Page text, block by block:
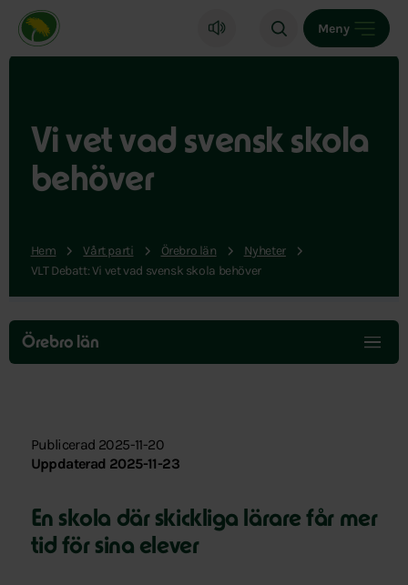
Miljöpartiet de gröna, startsida
Meny
Vi vet vad svensk skola
behöver
Hem Vårt parti Örebro län
Nyheter
VLT Debatt: Vi vet vad svensk skola behöver
Hoppa
över
menyn
Örebro län
Publicerad 2025-11-20
Uppdaterad 2025-11-23
En skola där skickliga lärare får mer
tid för sina elever